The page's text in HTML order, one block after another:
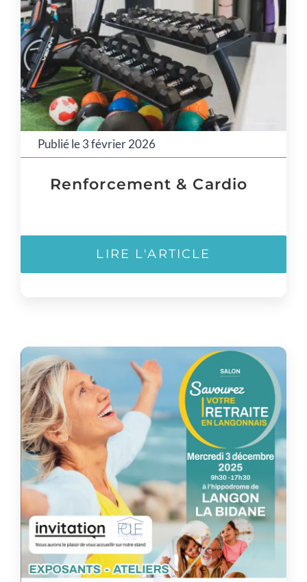
Publié le 3 février 2026
Renforcement & Cardio
LIRE L'ARTICLE